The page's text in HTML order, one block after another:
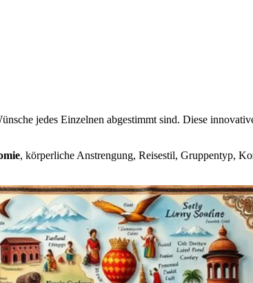
jedes Einzelnen abgestimmt sind. Diese
, körperliche Anstrengung, Reisestil, Gruppentyp,